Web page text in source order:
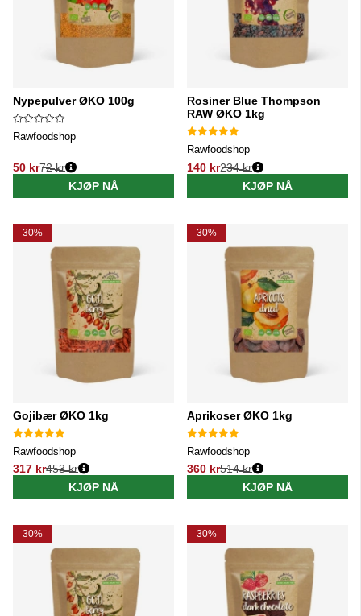
Nypepulver ØKO 100g
Rawfoodshop
50 kr
Vanlig pris:
72 kr
KJØP NÅ
Rosiner Blue Thompson
RAW ØKO 1kg
Rawfoodshop
140 kr
Vanlig pris:
234 kr
KJØP NÅ
30%
Gojibær ØKO 1kg
Rawfoodshop
317 kr
Vanlig pris:
453 kr
KJØP NÅ
30%
Aprikoser ØKO 1kg
Rawfoodshop
360 kr
Vanlig pris:
514 kr
KJØP NÅ
30% 30%